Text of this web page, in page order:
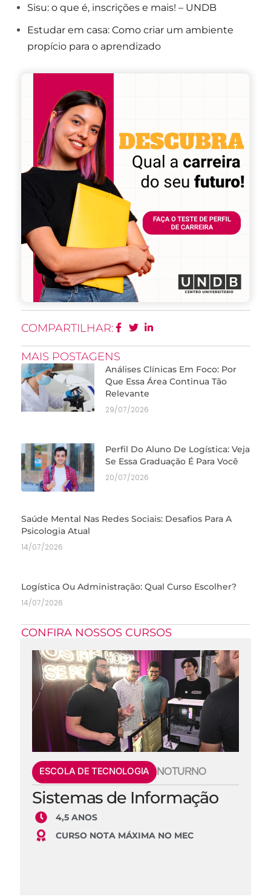
Sisu: o que é, inscrições e mais! – UNDB
Estudar em casa: Como criar um ambiente
propício para o aprendizado
COMPARTILHAR:
MAIS POSTAGENS
Análises Clínicas Em Foco: Por
Que Essa Área Continua Tão
Relevante
29/07/2026
Perfil Do Aluno De Logística: Veja
Se Essa Graduação É Para Você
20/07/2026
Saúde Mental Nas Redes Sociais: Desafios Para A
Psicologia Atual
14/07/2026
Logística Ou Administração: Qual Curso Escolher?
14/07/2026
CONFIRA NOSSOS CURSOS
ESCOLA DE TECNOLOGIA NOTURNO
Sistemas de Informação
4,5 ANOS
CURSO NOTA MÁXIMA NO MEC